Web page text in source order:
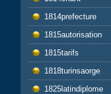
1814prefecture
1815autorisation
1815tarifs
1818turinsaorge
1825latindiplome